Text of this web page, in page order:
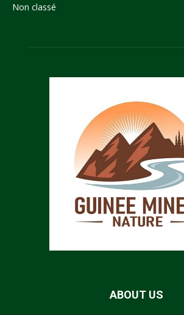
Non classé
ABOUT US